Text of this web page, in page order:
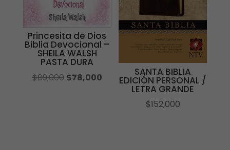
Princesita de Dios
Biblia Devocional –
SHEILA WALSH
PASTA DURA
$89,000 El
$78,000El
SANTA BIBLIA
EDICIÓN PERSONAL /
LETRA GRANDE
$152,000